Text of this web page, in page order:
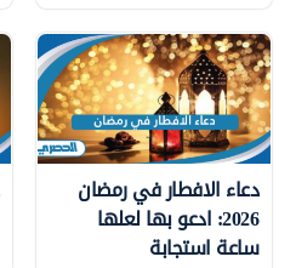
دعاء الافطار في رمضان
2026: ادعو بها لعلها
ساعة استجابة